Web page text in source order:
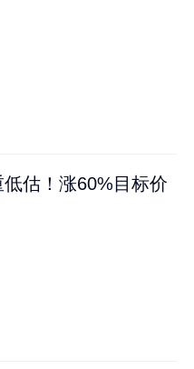
估！涨60%目标价